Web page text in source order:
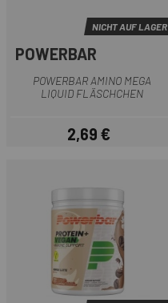
NICHT AUF LAGER
POWERBAR
POWERBAR AMINO MEGA
LIQUID FLÄSCHCHEN
Preis
2,69 €